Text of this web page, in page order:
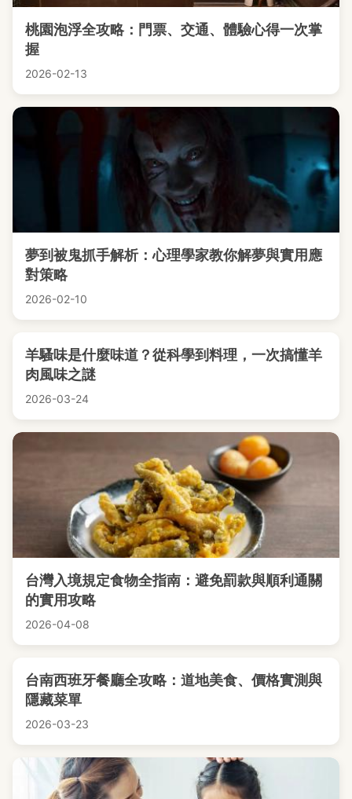
桃園泡浮全攻略：門票、交通、體驗心得一次掌
握
2026-02-13
夢到被鬼抓手解析：心理學家教你解夢與實用應
對策略
2026-02-10
羊騷味是什麼味道？從科學到料理，一次搞懂羊
肉風味之謎
2026-03-24
台灣入境規定食物全指南：避免罰款與順利通關
的實用攻略
2026-04-08
台南西班牙餐廳全攻略：道地美食、價格實測與
隱藏菜單
2026-03-23